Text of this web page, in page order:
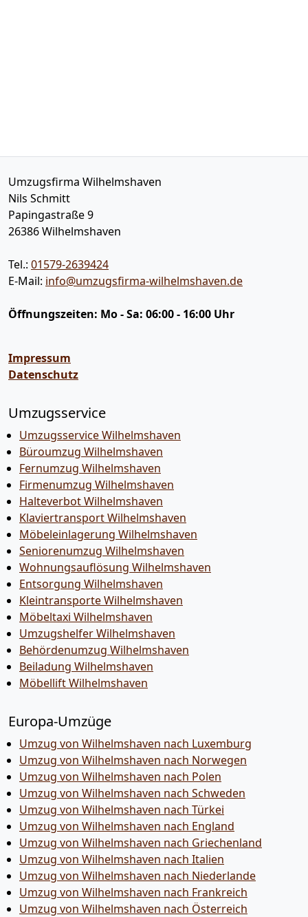
Umzugsfirma Wilhelmshaven
Nils Schmitt
Papingastraße 9
26386Wilhelmshaven
Tel.: 01579-2639424
E-Mail: info@umzugsfirma-wilhelmshaven.de
Öffnungszeiten: Mo - Sa: 06:00 - 16:00 Uhr
Impressum
Datenschutz
Umzugsservice
Umzugsservice Wilhelmshaven
Büroumzug Wilhelmshaven
Fernumzug Wilhelmshaven
Firmenumzug Wilhelmshaven
Halteverbot Wilhelmshaven
Klaviertransport Wilhelmshaven
Möbeleinlagerung Wilhelmshaven
Seniorenumzug Wilhelmshaven
Wohnungsauflösung Wilhelmshaven
Entsorgung Wilhelmshaven
Kleintransporte Wilhelmshaven
Möbeltaxi Wilhelmshaven
Umzugshelfer Wilhelmshaven
Behördenumzug Wilhelmshaven
Beiladung Wilhelmshaven
Möbellift Wilhelmshaven
Europa-Umzüge
Umzug von Wilhelmshaven nach Luxemburg
Umzug von Wilhelmshaven nach Norwegen
Umzug von Wilhelmshaven nach Polen
Umzug von Wilhelmshaven nach Schweden
Umzug von Wilhelmshaven nach Türkei
Umzug von Wilhelmshaven nach England
Umzug von Wilhelmshaven nach Griechenland
Umzug von Wilhelmshaven nach Italien
Umzug von Wilhelmshaven nach Niederlande
Umzug von Wilhelmshaven nach Frankreich
Umzug von Wilhelmshaven nach Österreich